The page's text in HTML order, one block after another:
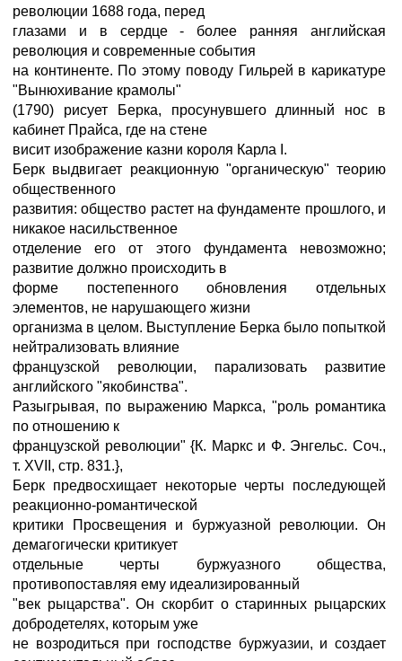
революции 1688 года, перед
глазами и в сердце - более ранняя английская
революция и современные события
на континенте. По этому поводу Гильрей в карикатуре
"Вынюхивание крамолы"
(1790) рисует Берка, просунувшего длинный нос в
кабинет Прайса, где на стене
висит изображение казни короля Карла I.
Берк выдвигает реакционную "органическую" теорию
общественного
развития: общество растет на фундаменте прошлого, и
никакое насильственное
отделение его от этого фундамента невозможно;
развитие должно происходить в
форме постепенного обновления отдельных
элементов, не нарушающего жизни
организма в целом. Выступление Берка было попыткой
нейтрализовать влияние
французской революции, парализовать развитие
английского "якобинства".
Разыгрывая, по выражению Маркса, "роль романтика
по отношению к
французской революции" {К. Маркс и Ф. Энгельс. Соч.,
т. XVII, стр. 831.},
Берк предвосхищает некоторые черты последующей
реакционно-романтической
критики Просвещения и буржуазной революции. Он
демагогически критикует
отдельные черты буржуазного общества,
противопоставляя ему идеализированный
"век рыцарства". Он скорбит о старинных рыцарских
добродетелях, которым уже
не возродиться при господстве буржуазии, и создает